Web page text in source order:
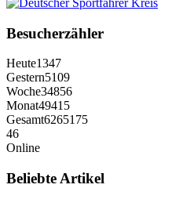
Besucherzähler
Heute1347
Gestern5109
Woche34856
Monat49415
Gesamt6265175
46
Online
Beliebte Artikel